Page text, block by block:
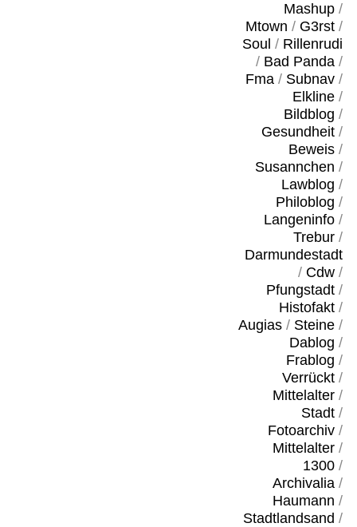
Mashup/
Mtown / G3rst/
Soul / Rillenrudi
/ Bad Panda/
Fma/ Subnav/
Elkline/
Bildblog /
Gesundheit/
Beweis/
Susannchen /
Lawblog /
Philoblog /
Langeninfo/
Trebur/
Darmundestadt
/ Cdw/
Pfungstadt/
Histofakt/
Augias/ Steine/
Dablog /
Frablog /
Verrückt/
Mittelalter/
Stadt/
Fotoarchiv/
Mittelalter/
1300/
Archivalia/
Haumann /
Stadtlandsand /